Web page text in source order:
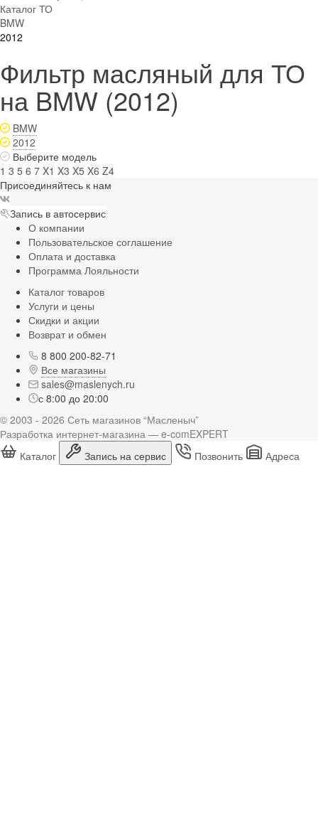
Каталог ТО
BMW
2012
Фильтр масляный для ТО
на BMW (2012)
BMW
2012
Выберите модель
1 3 5 6 7 X1 X3 X5 X6 Z4
Присоединяйтесь к нам
Запись в автосервис
О компании
Пользовательское соглашение
Оплата и доставка
Программа Лояльности
Каталог товаров
Услуги и цены
Скидки и акции
Возврат и обмен
8 800 200-82-71
Все магазины
sales@maslenych.ru
с 8:00 до 20:00
© 2003 - 2026 Сеть магазинов “Масленыч”
Разработка интернет-магазина — e-comEXPERT
Каталог
Запись на сервис Позвонить Адреса